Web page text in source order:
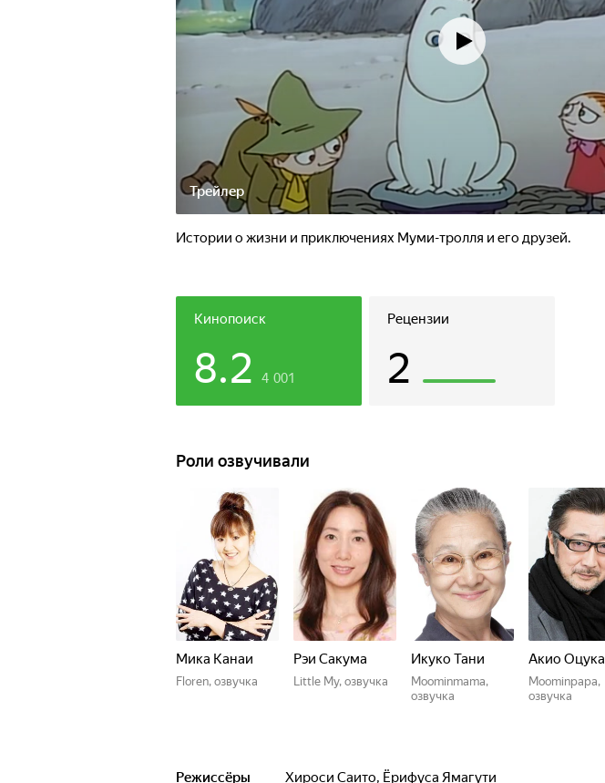
Трейлер
Истории о жизни и приключениях Муми-тролля и его друзей.
Кинопоиск
8.2 4 001
Рецензии
2
Роли озвучивали
Мика Канаи
Floren, озвучка
Рэи Сакума
Little My, озвучка
Икуко Тани
Moominmama,
озвучка
Акио Оцука
Moominpapa,
озвучка
Режиссёры Хироси Саито, Ёрифуса Ямагути